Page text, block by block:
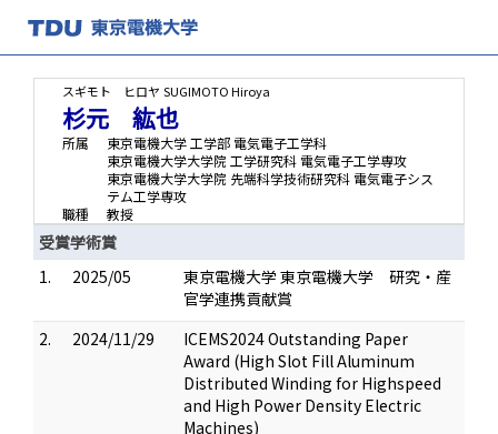
スギモト ヒロヤ SUGIMOTO Hiroya
杉元 紘也
所属
東京電機大学 工学部 電気電子工学科
東京電機大学大学院 工学研究科 電気電子工学専攻
東京電機大学大学院 先端科学技術研究科 電気電子シス
テム工学専攻
職種
教授
受賞学術賞
1.
2025/05
東京電機大学 東京電機大学 研究・産
官学連携貢献賞
2.
2024/11/29
ICEMS2024 Outstanding Paper
Award (High Slot Fill Aluminum
Distributed Winding for Highspeed
and High Power Density Electric
Machines)